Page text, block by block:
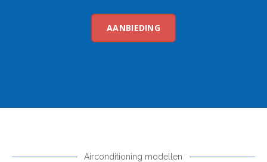
AANBIEDING
Airconditioning modellen